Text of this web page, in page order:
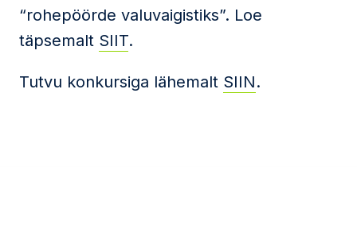
“rohepöörde valuvaigistiks”. Loe
täpsemalt SIIT.
Tutvu konkursiga lähemalt SIIN.